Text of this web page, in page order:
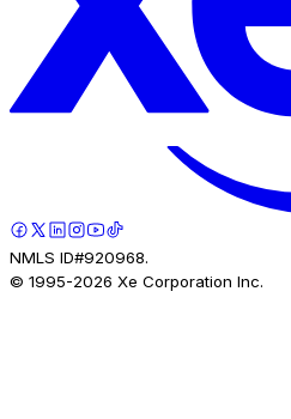
NMLS ID#920968.
© 1995-2026 Xe Corporation Inc.